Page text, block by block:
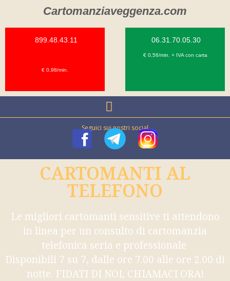
Cartomanziaveggenza.com
899.48.43.11
€ 0,98/min.
06.31.70.05.30
€ 0,56/min. + IVA con carta
Seguici sui nostri social
CARTOMANTI AL
TELEFONO
Le migliori cartomanti sensitive ti attendono
in linea per un consulto di cartomanzia
telefonica seria e professionale
Disponibili 7 su 7, dalle ore 7.00 alle ore 2.00 di
notte. FIDATI DI NOI, CHIAMACI ORA!